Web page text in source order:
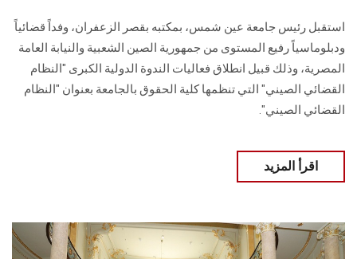
استقبل رئيس جامعة عين شمس، بمكتبه بقصر الزعفران، وفداً قضائياً
ودبلوماسياً رفيع المستوى من جمهورية الصين الشعبية والنيابة العامة
المصرية، وذلك قبيل انطلاق فعاليات الندوة الدولية الكبرى "النظام
القضائي الصيني" التي تنظمها كلية الحقوق بالجامعة بعنوان "النظام
القضائي الصيني".
اقرأ المزيد